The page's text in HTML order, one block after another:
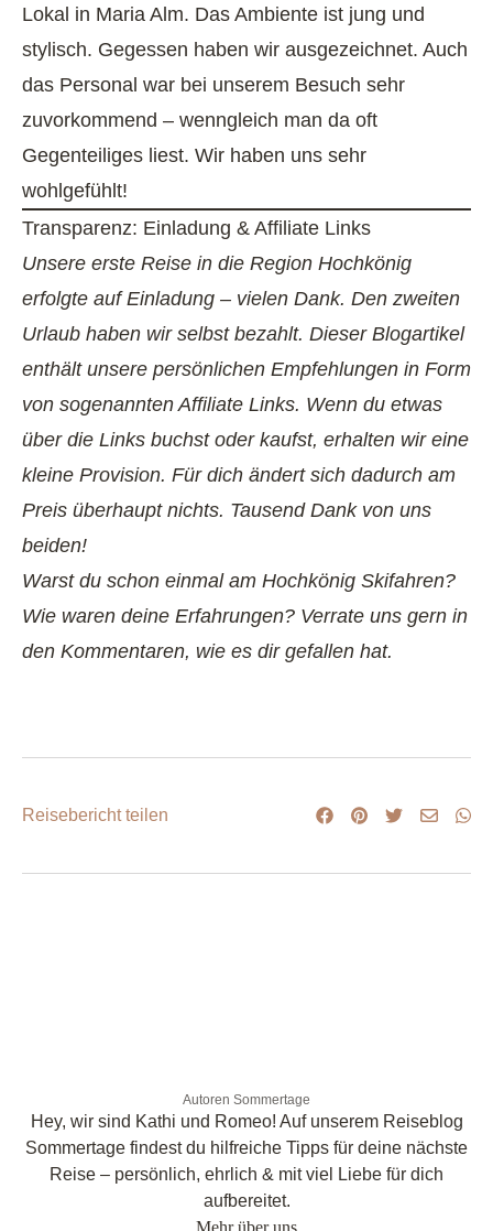
Lokal in Maria Alm. Das Ambiente ist jung und
stylisch. Gegessen haben wir ausgezeichnet. Auch
das Personal war bei unserem Besuch sehr
zuvorkommend – wenngleich man da oft
Gegenteiliges liest. Wir haben uns sehr
wohlgefühlt!
Transparenz: Einladung & Affiliate Links
Unsere erste Reise in die Region Hochkönig
erfolgte auf Einladung – vielen Dank. Den zweiten
Urlaub haben wir selbst bezahlt. Dieser Blogartikel
enthält unsere persönlichen Empfehlungen in Form
von sogenannten Affiliate Links. Wenn du etwas
über die Links buchst oder kaufst, erhalten wir eine
kleine Provision. Für dich ändert sich dadurch am
Preis überhaupt nichts. Tausend Dank von uns
beiden!
Warst du schon einmal am Hochkönig Skifahren?
Wie waren deine Erfahrungen? Verrate uns gern in
den Kommentaren, wie es dir gefallen hat.
Reisebericht teilen
Autoren Sommertage
Hey, wir sind Kathi und Romeo! Auf unserem Reiseblog
Sommertage findest du hilfreiche Tipps für deine nächste
Reise – persönlich, ehrlich & mit viel Liebe für dich
aufbereitet.
Mehr über uns